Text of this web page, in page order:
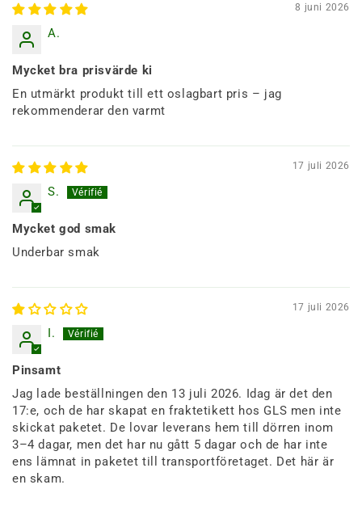
8 juni 2026
A.
Mycket bra prisvärde ki
En utmärkt produkt till ett oslagbart pris – jag
rekommenderar den varmt
17 juli 2026
S.
Mycket god smak
Underbar smak
17 juli 2026
I.
Pinsamt
Jag lade beställningen den 13 juli 2026. Idag är det den
17:e, och de har skapat en fraktetikett hos GLS men inte
skickat paketet. De lovar leverans hem till dörren inom
3–4 dagar, men det har nu gått 5 dagar och de har inte
ens lämnat in paketet till transportföretaget. Det här är
en skam.